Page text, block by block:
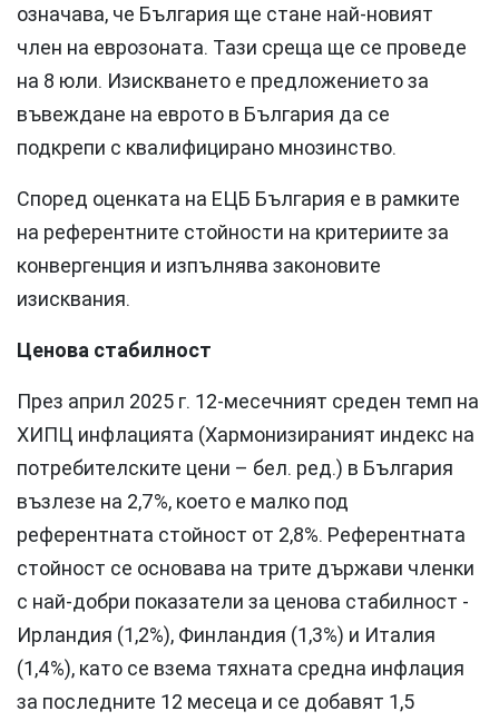
означава, че България ще стане най-новият
член на еврозоната. Тази среща ще се проведе
на 8 юли. Изискването е предложението за
въвеждане на еврото в България да се
подкрепи с квалифицирано мнозинство.
Според оценката на ЕЦБ България е в рамките
на референтните стойности на критериите за
конвергенция и изпълнява законовите
изисквания.
Ценова стабилност
През април 2025 г. 12-месечният среден темп на
ХИПЦ инфлацията (Хармонизираният индекс на
потребителските цени – бел. ред.) в България
възлезе на 2,7%, което е малко под
референтната стойност от 2,8%. Референтната
стойност се основава на трите държави членки
с най-добри показатели за ценова стабилност -
Ирландия (1,2%), Финландия (1,3%) и Италия
(1,4%), като се взема тяхната средна инфлация
за последните 12 месеца и се добавят 1,5